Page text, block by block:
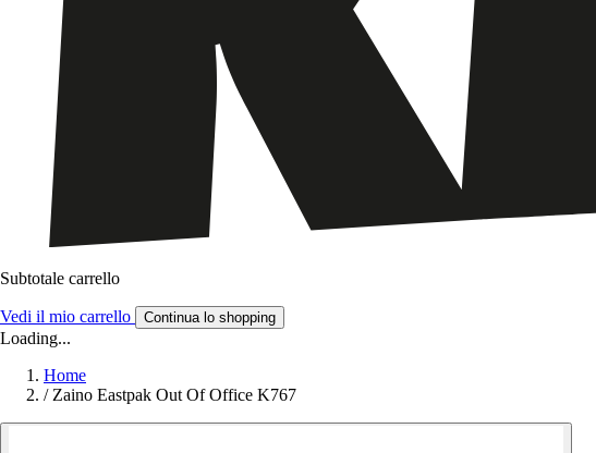
Subtotale carrello
Vedi il mio carrello Continua lo shopping
Loading...
Home
/ Zaino Eastpak Out Of Office K767